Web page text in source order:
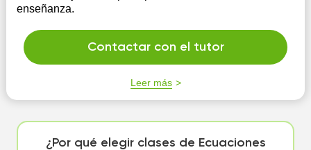
enseñanza.
Contactar con el tutor
Leer más
¿Por qué elegir clases de Ecuaciones